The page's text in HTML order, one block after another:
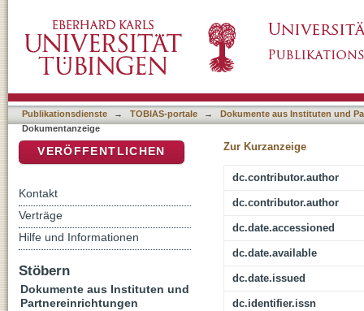
during the COVID-19 pandemic
Publikationsdienste → TOBIAS-portale →
Dokumente aus Instituten und
Dokumentanzeige
Zur Kurzanzeige
dc.contributor.author
dc.contributor.author
dc.date.accessioned
dc.date.available
dc.date.issued
dc.identifier.issn
VERÖFFENTLICHEN
Kontakt
Verträge
Hilfe und Informationen
Stöbern
Dokumente aus Instituten und
Partnereinrichtungen